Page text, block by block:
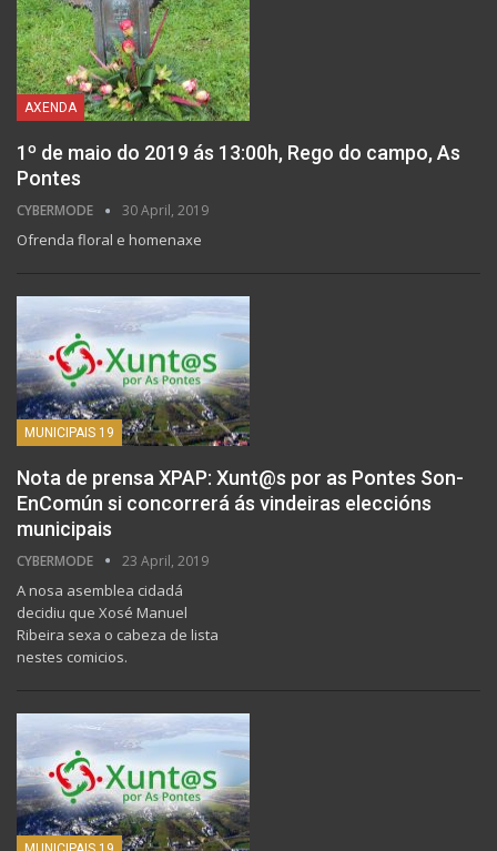
AXENDA
1º de maio do 2019 ás 13:00h, Rego do campo, As
Pontes
CYBERMODE 30 April, 2019
Ofrenda floral e homenaxe
MUNICIPAIS 19
Nota de prensa XPAP: Xunt@s por as Pontes Son-
EnComún si concorrerá ás vindeiras eleccións
municipais
CYBERMODE 23 April, 2019
A nosa asemblea cidadá
decidiu que Xosé Manuel
Ribeira sexa o cabeza de lista
nestes comicios.